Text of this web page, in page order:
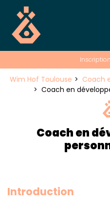
Wim Hof Toulouse
Coach
Coach en
Coach en
Introduction
Panneau de gestion des cookies